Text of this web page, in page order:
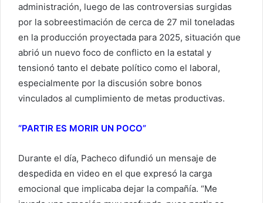
administración, luego de las controversias surgidas
por la sobreestimación de cerca de 27 mil toneladas
en la producción proyectada para 2025, situación que
abrió un nuevo foco de conflicto en la estatal y
tensionó tanto el debate político como el laboral,
especialmente por la discusión sobre bonos
vinculados al cumplimiento de metas productivas.
“PARTIR ES MORIR UN POCO”
Durante el día, Pacheco difundió un mensaje de
despedida en video en el que expresó la carga
emocional que implicaba dejar la compañía. “Me